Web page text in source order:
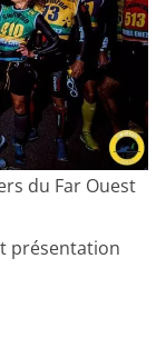
du Far Ouest
présentation